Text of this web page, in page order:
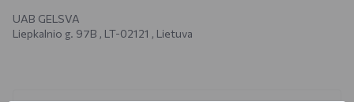
UAB GELSVA
Liepkalnio g. 97B , LT-02121 , Lietuva